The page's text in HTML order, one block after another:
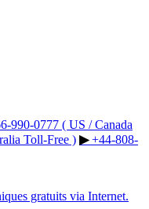
990-0777 ( US / Canada
Toll-Free ) ▶︎+44-808-
gratuits via Internet.